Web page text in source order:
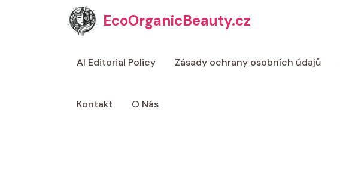
EcoOrganicBeauty.cz
AI Editorial Policy Zásady ochrany osobních údajů
Kontakt O Nás